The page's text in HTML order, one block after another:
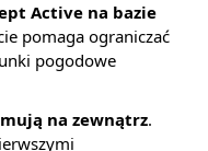
Active na bazie
pomaga ograniczać
pogodowe
na zewnątrz.